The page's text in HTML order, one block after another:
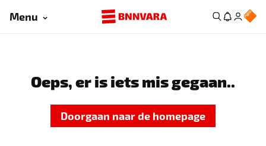
Menu
Oeps, er is iets mis gegaan..
Doorgaan naar de homepage